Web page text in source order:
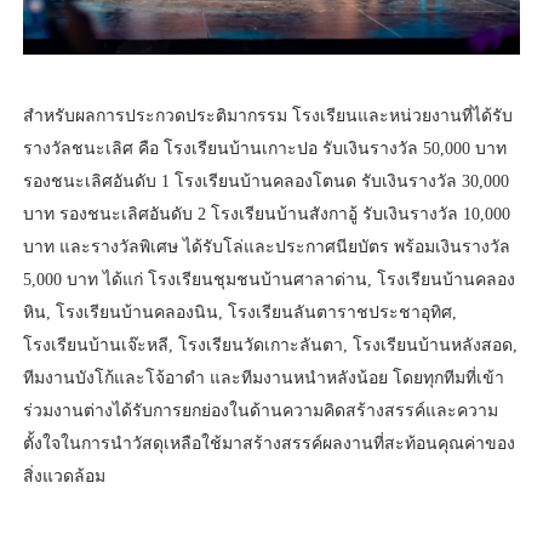
สำหรับผลการประกวดประติมากรรม โรงเรียนและหน่วยงานที่ได้รับ
รางวัลชนะเลิศ คือ โรงเรียนบ้านเกาะปอ รับเงินรางวัล 50,000 บาท
รองชนะเลิศอันดับ 1 โรงเรียนบ้านคลองโตนด รับเงินรางวัล 30,000
บาท รองชนะเลิศอันดับ 2 โรงเรียนบ้านสังกาอู้ รับเงินรางวัล 10,000
บาท และรางวัลพิเศษ ได้รับโล่และประกาศนียบัตร พร้อมเงินรางวัล
5,000 บาท ได้แก่ โรงเรียนชุมชนบ้านศาลาด่าน, โรงเรียนบ้านคลอง
หิน, โรงเรียนบ้านคลองนิน, โรงเรียนลันตาราชประชาอุทิศ,
โรงเรียนบ้านเจ๊ะหลี, โรงเรียนวัดเกาะลันตา, โรงเรียนบ้านหลังสอด,
ทีมงานบังโก้และโจ้อาดำ และทีมงานหนำหลังน้อย โดยทุกทีมที่เข้า
ร่วมงานต่างได้รับการยกย่องในด้านความคิดสร้างสรรค์และความ
ตั้งใจในการนำวัสดุเหลือใช้มาสร้างสรรค์ผลงานที่สะท้อนคุณค่าของ
สิ่งแวดล้อม